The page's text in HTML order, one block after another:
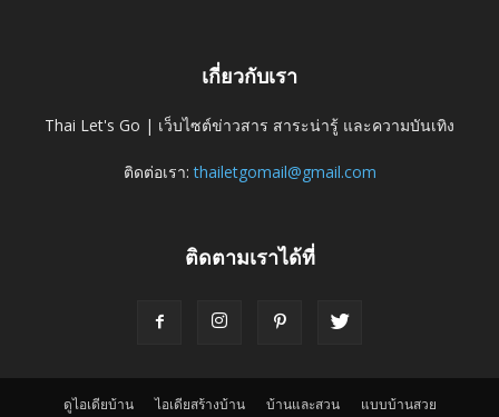
เกี่ยวกับเรา
Thai Let's Go | เว็บไซต์ข่าวสาร สาระน่ารู้ และความบันเทิง
ติดต่อเรา:thailetgomail@gmail.com
ติดตามเราได้ที่
ดูไอเดียบ้าน ไอเดียสร้างบ้าน บ้านและสวน แบบบ้านสวย